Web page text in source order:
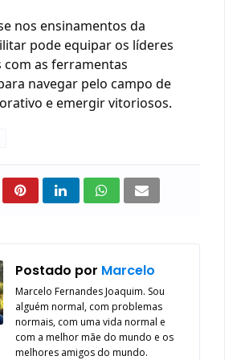
nos ensinamentos da
pode equipar os líderes
com as ferramentas
navegar pelo campo de
e emergir vitoriosos.
Postado por Marcelo
Marcelo Fernandes Joaquim. Sou
alguém normal, com problemas
normais, com uma vida normal e
com a melhor mãe do mundo e os
melhores amigos do mundo.